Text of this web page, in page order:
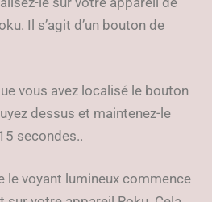
Il s’agit d’un bouton de
vous avez localisé le bouton
dessus et maintenez-le
secondes..
le voyant lumineux commence